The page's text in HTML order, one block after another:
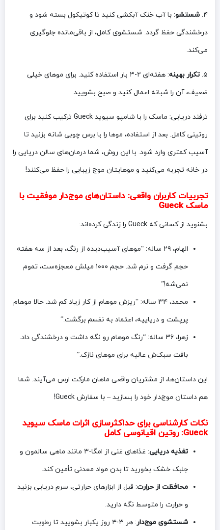
۴. شستشو: با آب خنک آبکشی کنید تا کوتیکول بسته شود و
درخشندگی حفظ گردد. شستشوی کامل، از باقی‌مانده جلوگیری
می‌کند.
۵. تکرار بهینه
: هفته‌ای ۲-۳ بار استفاده کنید. برای موهای خیلی
ضعیف، آن را شبانه اعمال کنید و صبح بشویید.
ترفند دریایی: ماسک را با شامپو سیوید Gueck ترکیب کنید برای
روتینی کامل. بعد از استفاده، موها را با برس چوبی شانه بزنید تا
آسیب کمتری وارد شود. با این روش، شما درمان‌های سالن دریایی را
در خانه تجربه می‌کنید و موهایتان موج زیبایی را حفظ می‌کنند!
تجربیات کاربران واقعی: داستان‌های موج‌دار موفقیت با
ماسک Gueck
بشنوید از کسانی که Gueck را زندگی کرده‌اند:
الهام، ۲۹ ساله: “موهای آسیب‌دیده از رنگ، بعد از سه هفته
حجم گرفت و نرم شد. حجم ۱۰۰۰ میلش معجزه‌ست، تموم
نمی‌شه!”
محمد، ۳۴ ساله: “ریزش موهام از کار زیاد کم شد. حالا موهام
پرپشت و دریاییه، اعتماد به نفسم برگشت.”
زهرا، ۳۶ ساله: “رنگ موهام رو نگه داشت و درخشندگی داد.
بافت سبک‌ش عالیه برای موهای نازک.”
این داستان‌ها، از مشتریان واقعی ماهان مارکت ارس می‌آیند. شما
هم داستان موج‌دار خود را بسازید – با سفارش Gueck!
نکات کارشناسی برای حداکثرسازی اثرات ماسک سیوید
Gueck: روتین اقیانوسی کامل
تغذیه دریایی
: غذاهای غنی از امگا-۳ مانند ماهی سالمون و
جلبک خشک بخورید تا بدن مواد معدنی تأمین کند.
محافظت از حرارت: قبل از ابزارهای حرارتی، سرم دریایی بزنید
و حرارت را متوسط نگه دارید.
شستشوی موج‌دار
: هر ۳-۴ روز یکبار بشویید تا رطوبت